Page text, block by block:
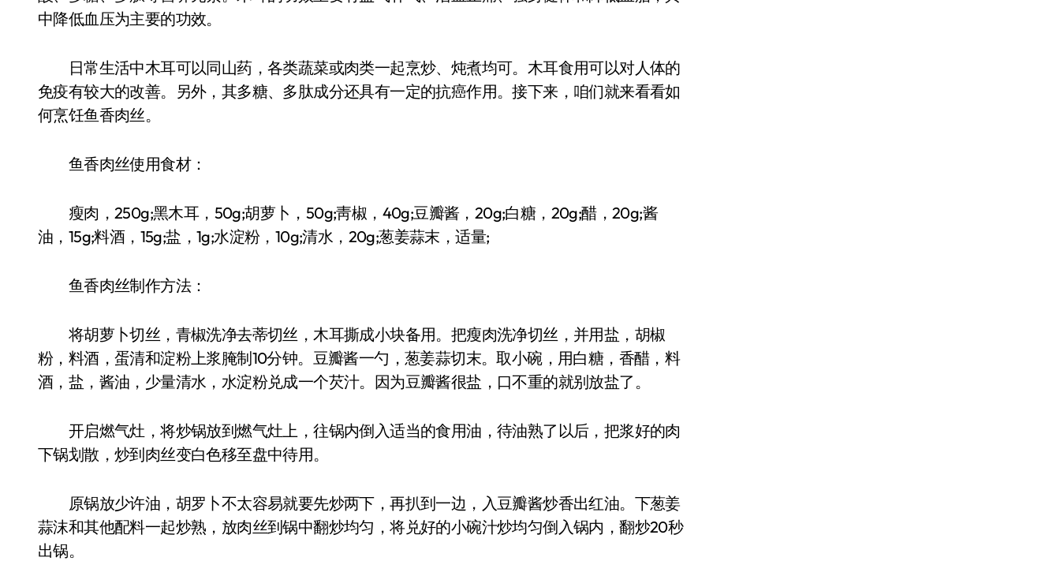
中降低血压为主要的功效。
日常生活中木耳可以同山药，各类蔬菜或肉类一起烹炒、炖煮均可。木耳食用可以对人体的
免疫有较大的改善。另外，其多糖、多肽成分还具有一定的抗癌作用。接下来，咱们就来看看如
何烹饪鱼香肉丝。
鱼香肉丝使用食材：
瘦肉，250g;黑木耳，50g;胡萝卜，50g;靑椒，40g;豆瓣酱，20g;白糖，20g;醋，20g;酱
油，15g;料酒，15g;盐，1g;水淀粉，10g;清水，20g;葱姜蒜末，适量;
鱼香肉丝制作方法：
将胡萝卜切丝，青椒洗净去蒂切丝，木耳撕成小块备用。把瘦肉洗净切丝，并用盐，胡椒
粉，料酒，蛋清和淀粉上浆腌制10分钟。豆瓣酱一勺，葱姜蒜切末。取小碗，用白糖，香醋，料
酒，盐，酱油，少量清水，水淀粉兑成一个芡汁。因为豆瓣酱很盐，口不重的就别放盐了。
开启燃气灶，将炒锅放到燃气灶上，往锅内倒入适当的食用油，待油熟了以后，把浆好的肉
下锅划散，炒到肉丝变白色移至盘中待用。
原锅放少许油，胡罗卜不太容易就要先炒两下，再扒到一边，入豆瓣酱炒香出红油。下葱姜
蒜沫和其他配料一起炒熟，放肉丝到锅中翻炒均匀，将兑好的小碗汁炒均匀倒入锅内，翻炒20秒
出锅。